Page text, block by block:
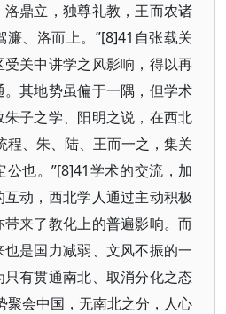
鼎立，独尊礼教，王而农诸
、洛而上。”[8]41自张载关
关中讲学之风影响，得以再
其地势虽偏于一隅，但学术
子之学、阳明之说，在西北
程、朱、陆、王而一之，集关
也。”[8]41学术的交流，加
动，西北学人通过主动积极
来了教化上的普遍影响。而
是国力减弱、文风不振的一
有贯通南北、取消分化之态
聚会中国，无南北之分，人心